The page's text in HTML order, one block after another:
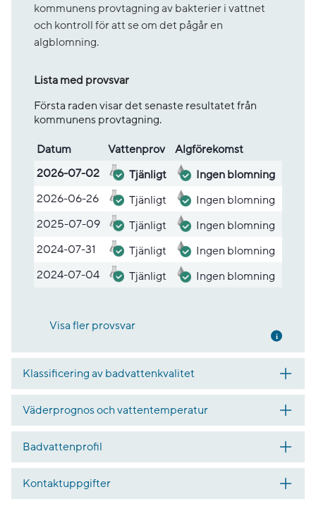
kommunens provtagning av bakterier i vattnet
och kontroll för att se om det pågår en
algblomning.
Lista med provsvar
Första raden visar det senaste resultatet från
kommunens provtagning.
Lista med provsvar
Datum Vatten­prov
Alg­före­komst
2026-07-02
Tjänligt
Ingen blomning
2026-06-26
Tjänligt
Ingen blomning
2025-07-09
Tjänligt
Ingen blomning
2024-07-31
Tjänligt
Ingen blomning
2024-07-04
Tjänligt Ingen blomning
Visa fler provsvar Mer
Klassificering av badvattenkvalitet
Väderprognos och vattentemperatur
Badvattenprofil
Kontaktuppgifter